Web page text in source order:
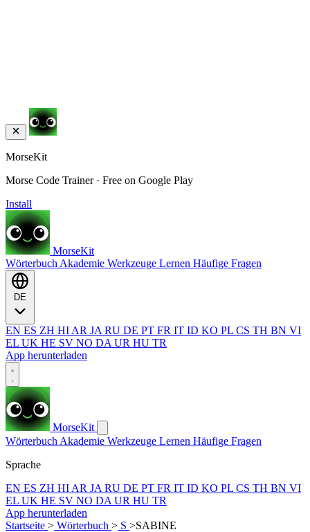
MorseKit
Morse Code Trainer · Free on Google Play
Install
MorseKit
Wörterbuch Akademie Werkzeuge Lernen Häufige Fragen
EN ES ZH HI AR JA RU DE PT FR IT ID KO PL CS TH BN VI
EL UK HE SV NO DA UR HU TR
App herunterladen
MorseKit
Wörterbuch Akademie Werkzeuge Lernen Häufige Fragen
Sprache
EN ES ZH HI AR JA RU DE PT FR IT ID KO PL CS TH BN VI
EL UK HE SV NO DA UR HU TR
App herunterladen
Startseite > Wörterbuch > S >SABINE